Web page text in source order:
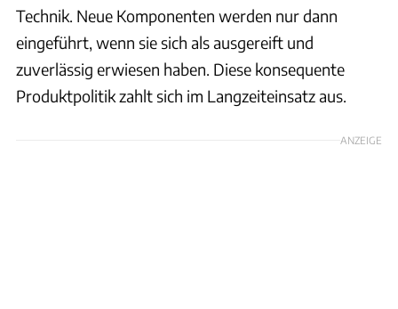
Technik. Neue Komponenten werden nur dann
eingeführt, wenn sie sich als ausgereift und
zuverlässig erwiesen haben. Diese konsequente
Produktpolitik zahlt sich im Langzeiteinsatz aus.
ANZEIGE